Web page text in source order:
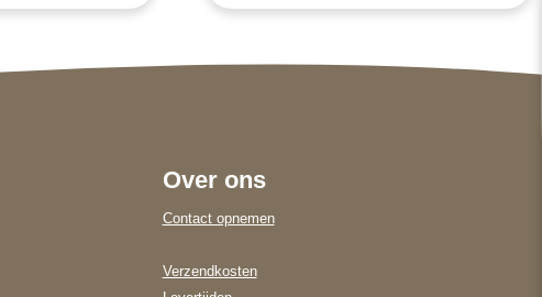
Over ons
Contact opnemen
Verzendkosten